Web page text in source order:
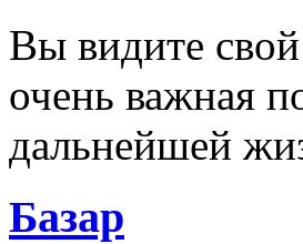
Вы видите
очень важная
дальнейшей
Базар